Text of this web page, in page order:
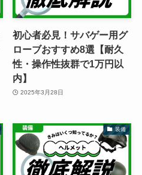
初心者必見！サバゲー用グ
ローブおすすめ8選【耐久
性・操作性抜群で1万円以
内】
2025年3月28日
装備